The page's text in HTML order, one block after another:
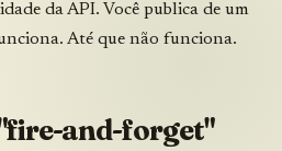
da API. Você publica de um
Até que não funciona.
and-forget"